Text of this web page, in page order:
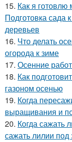
15. Как я
Подготовка сада
деревьев
16. Что делать
огорода к зиме
17. Осенние
18. Как
газоном осенью
19. Когда
выращивания и
20. Когда сажать
сажать лилии под